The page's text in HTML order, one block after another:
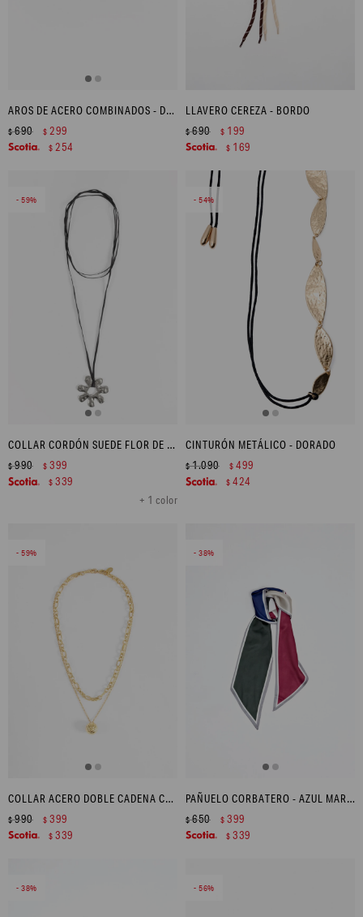
AROS DE ACERO COMBINADOS - DORADO
$690 $ 299
$ 254
LLAVERO CEREZA - BORDO
$690 $ 199
$ 169
59
COLLAR CORDÓN SUEDE FLOR DE ACERO - PLATEADO
+ 1 color
$990 $ 399
$ 339
54
CINTURÓN METÁLICO - DORADO
$1.090 $ 499
$ 424
59
COLLAR ACERO DOBLE CADENA CON DIJE - DORADO
$990 $ 399
$ 339
38
PAÑUELO CORBATERO - AZUL MARINO
$650 $ 399
$ 339
38 56